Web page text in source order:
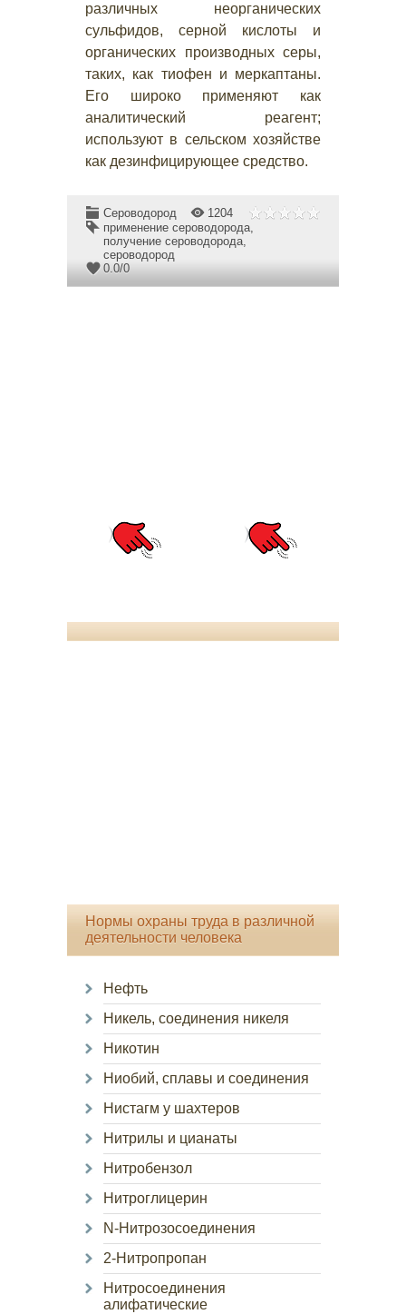
различных неорганических
сульфидов, серной кислоты и
органических производных серы,
таких, как тиофен и меркаптаны.
Его широко применяют как
аналитический реагент;
используют в сельском хозяйстве
как дезинфицирующее средство.
Сероводород
1204
применение сероводорода,
получение сероводорода,
сероводород
0.0/0
Нормы охраны труда в различной
деятельности человека
Нефть
Никель, соединения никеля
Никотин
Ниобий, сплавы и соединения
Нистагм у шахтеров
Нитрилы и цианаты
Нитробензол
Нитроглицерин
N-Нитрозосоединения
2-Нитропропан
Нитросоединения
алифатические